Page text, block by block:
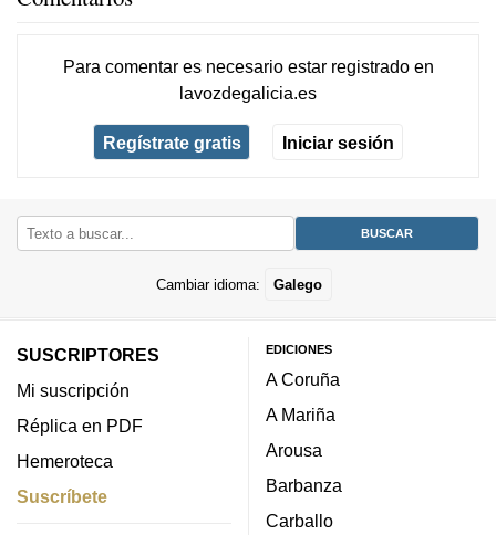
Para comentar es necesario estar registradoen
lavozdegalicia.es
Regístrate gratis Iniciar sesión
Cambiar idioma: Galego
SUSCRIPTORES
Mi suscripción
Réplica en PDF
Hemeroteca
Suscríbete
EDICIONES
A Coruña
A Mariña
Arousa
Barbanza
Carballo